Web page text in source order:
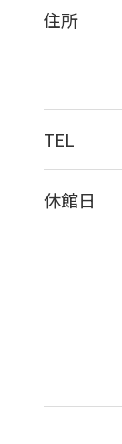
住所
TEL
休館日